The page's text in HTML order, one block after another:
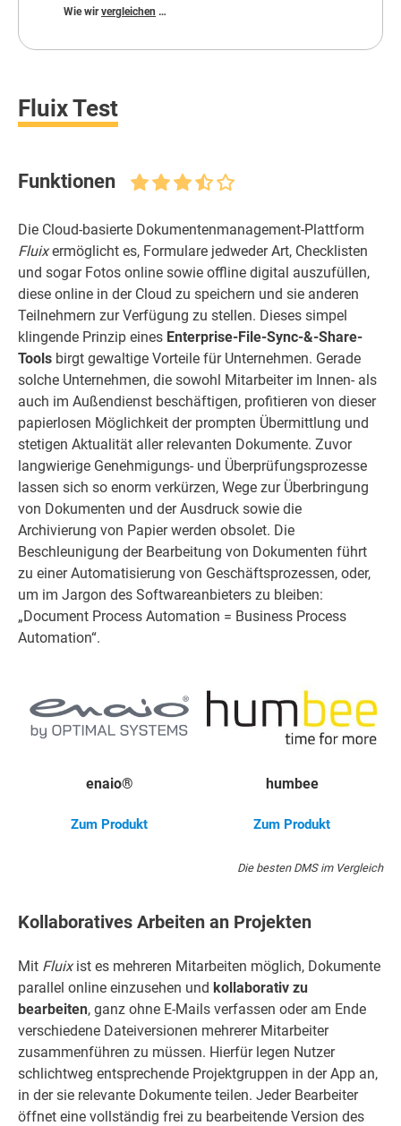
Wie wirvergleichen …
Fluix Test
Funktionen
Die Cloud-basierte Dokumentenmanagement-Plattform
Fluixermöglicht es, Formulare jedweder Art, Checklisten
und sogar Fotos online sowie offline digital auszufüllen,
diese online in der Cloud zu speichern und sie anderen
Teilnehmern zur Verfügung zu stellen. Dieses simpel
klingende Prinzip eines Enterprise-File-Sync-&-Share-
Tools birgt gewaltige Vorteile für Unternehmen. Gerade
solche Unternehmen, die sowohl Mitarbeiter im Innen- als
auch im Außendienst beschäftigen, profitieren von dieser
papierlosen Möglichkeit der prompten Übermittlung und
stetigen Aktualität aller relevanten Dokumente. Zuvor
langwierige Genehmigungs- und Überprüfungsprozesse
lassen sich so enorm verkürzen, Wege zur Überbringung
von Dokumenten und der Ausdruck sowie die
Archivierung von Papier werden obsolet. Die
Beschleunigung der Bearbeitung von Dokumenten führt
zu einer Automatisierung von Geschäftsprozessen, oder,
um im Jargon des Softwareanbieters zu bleiben:
„Document Process Automation = Business Process
Automation“.
enaio®
Zum Produkt
humbee
Zum Produkt
Die besten DMS im Vergleich
Kollaboratives Arbeiten an Projekten
Mit Fluixist es mehreren Mitarbeiten möglich, Dokumente
parallel online einzusehen und kollaborativ zu
bearbeiten, ganz ohne E-Mails verfassen oder am Ende
verschiedene Dateiversionen mehrerer Mitarbeiter
zusammenführen zu müssen. Hierfür legen Nutzer
schlichtweg entsprechende Projektgruppen in der App an,
in der sie relevante Dokumente teilen. Jeder Bearbeiter
öffnet eine vollständig frei zu bearbeitende Version des